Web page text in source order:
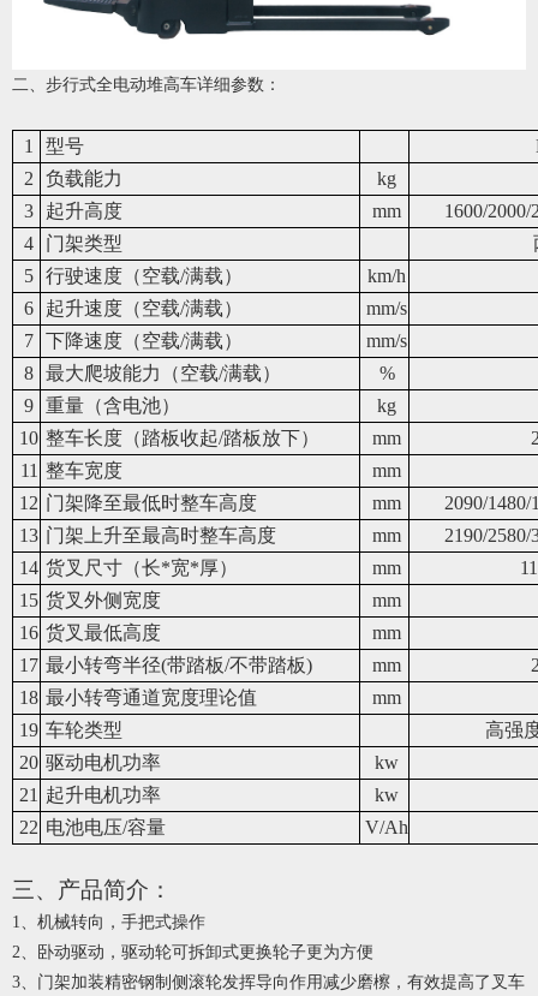
二、步行式全电动堆高车详细参数：
1 型号
2
负载能力
kg
3
起升高度 mm
1600/2000/
4
门架类型
5 行驶速度（空载/满载）
km/h
6
起升速度（空载/满载）
mm/s
7 下降速度（空载/满载）
mm/s
8 最大爬坡能力（空载/满载）
%
9 重量（含电池）
kg
10 整车长度（踏板收起/踏板放下） mm
11 整车宽度
mm
12 门架降至最低时整车高度 mm
2090/1480/
13 门架上升至最高时整车高度 mm
2190/2580/
14 货叉尺寸（长*宽*厚） mm
15 货叉外侧宽度
mm
16 货叉最低高度
mm
17 最小转弯半径(带踏板/不带踏板) mm
18 最小转弯通道宽度理论值
mm
19 车轮类型
高强
20 驱动电机功率
kw
21 起升电机功率
kw
22 电池电压/容量 V/Ah
三、产品简介：
1、 机械转向，手把式操作
2、卧动驱动，驱动轮可拆卸式更换轮子更为方便
3、门架加装精密钢制侧滚轮发挥导向作用减少磨檫，有效提高了叉车